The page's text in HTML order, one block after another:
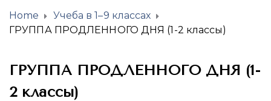
Home
Учеба в 1–9 классах
ГРУППА ПРОДЛЕННОГО ДНЯ (1-2 классы)
ГРУППА ПРОДЛЕННОГО ДНЯ (1-
2 классы)